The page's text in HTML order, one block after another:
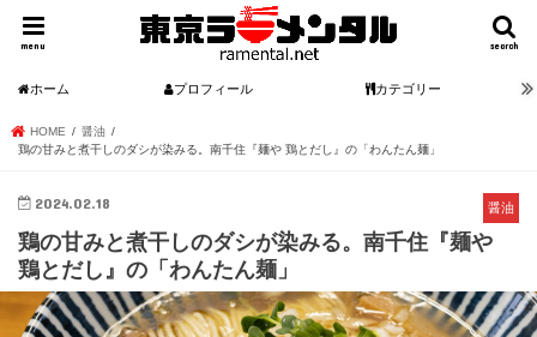
search
menu
ホーム プロフィール カテゴリー
HOME
醤油
鶏の甘みと煮干しのダシが染みる。南千住『麺や 鶏とだし』の「わんたん麺」
醤油
2024.02.18
鶏の甘みと煮干しのダシが染みる。南千住『麺や
鶏とだし』の「わんたん麺」